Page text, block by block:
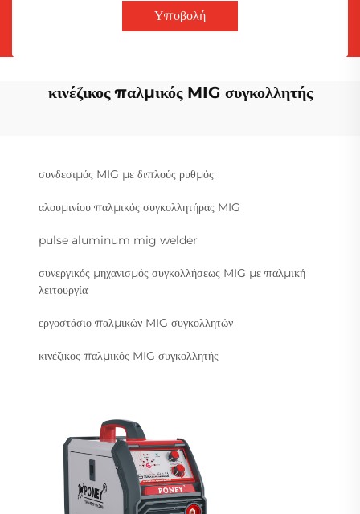
Υποβολή
κινέζικος παλμικός MIG συγκολλητής
συνδεσιμός MIG με διπλούς ρυθμός
αλουμινίου παλμικός συγκολλητήρας MIG
pulse aluminum mig welder
συνεργικός μηχανισμός συγκολλήσεως MIG με παλμική
λειτουργία
εργοστάσιο παλμικών MIG συγκολλητών
κινέζικος παλμικός MIG συγκολλητής